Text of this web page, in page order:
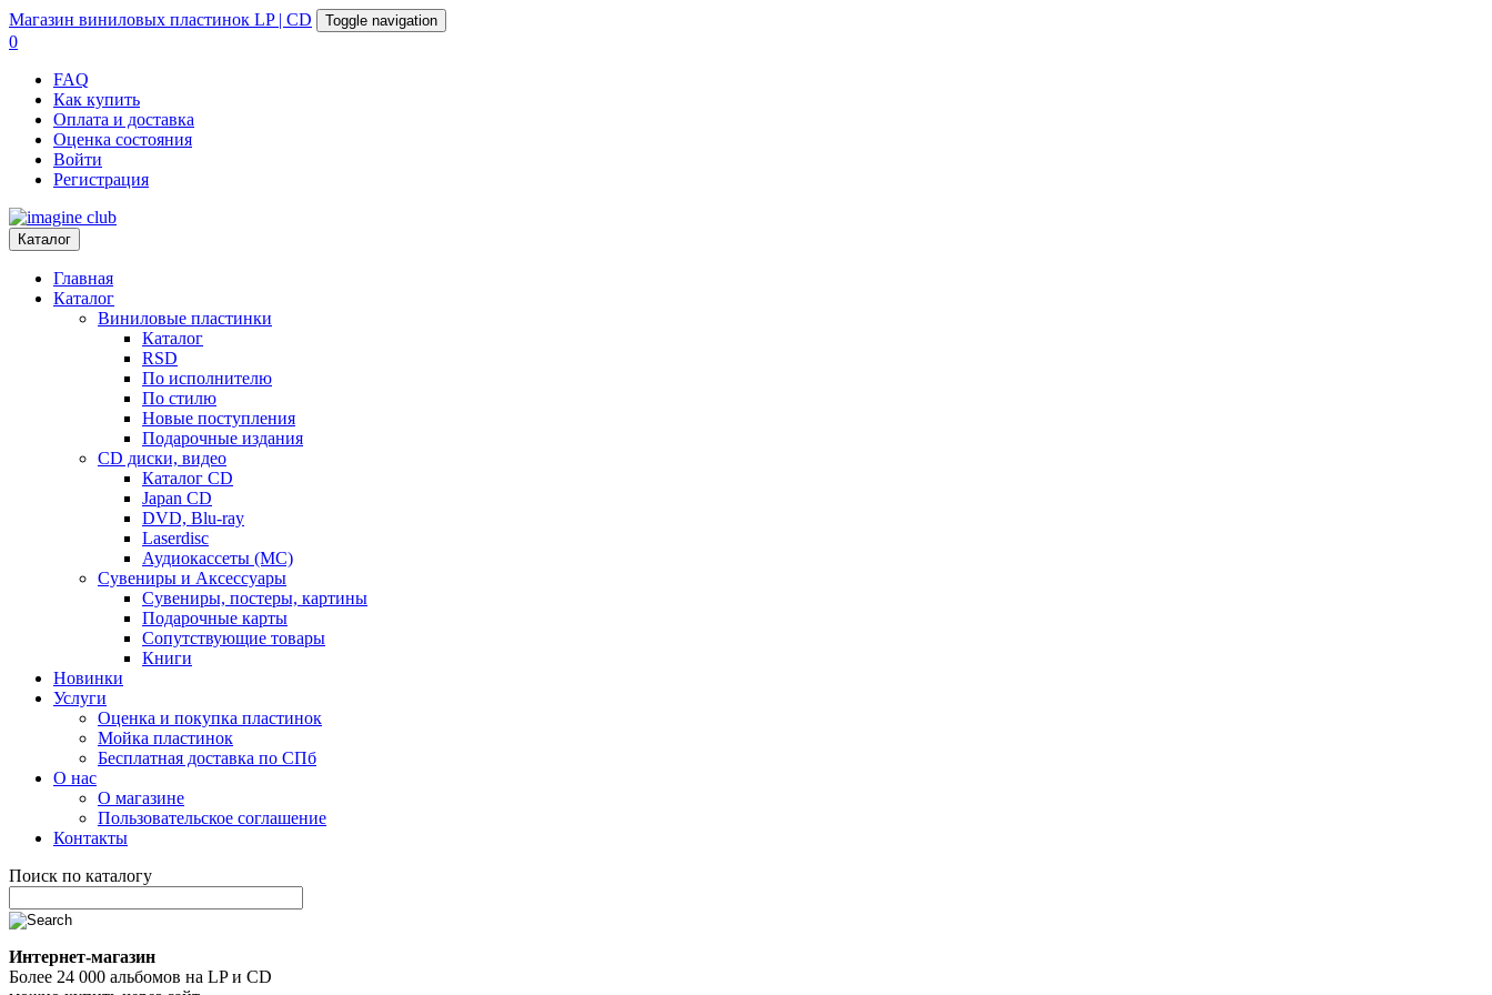
Магазин виниловых пластинок LP | CD Toggle navigation
0
FAQ
Как купить
Оплата и доставка
Оценка состояния
Войти
Регистрация
Каталог
Главная
Каталог
Виниловые пластинки
Каталог
RSD
По исполнителю
По стилю
Новые поступления
Подарочные издания
CD диски, видео
Каталог CD
Japan CD
DVD, Blu-ray
Laserdisc
Аудиокассеты (MC)
Сувениры и Аксессуары
Сувениры, постеры, картины
Подарочные карты
Сопутствующие товары
Книги
Новинки
Услуги
Оценка и покупка пластинок
Мойка пластинок
Бесплатная доставка по СПб
О нас
О магазине
Пользовательское соглашение
Контакты
Поиск по каталогу
Интернет-магазин
Более 24 000 альбомов на LP и CD